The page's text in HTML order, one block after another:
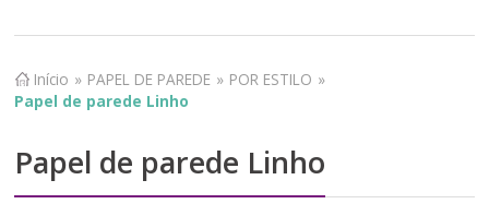
Início » PAPEL DE PAREDE » POR ESTILO »
Papel de parede Linho
Papel de parede Linho